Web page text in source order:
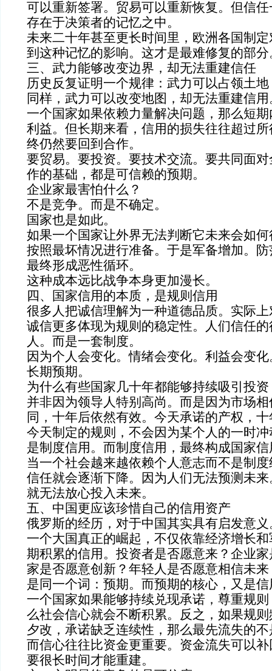
可以重新签署。贸易可以重新恢复。但信
存在于决策者的记忆之中。
未来二十年甚至更长时间里，欧洲各国制
到这种记忆的影响。这才是最难修复的部分
三、武力能够改变边界，却无法重建信任
历史反复证明一个规律：武力可以占领土
同样，武力可以改变地图，却无法重建信用
一个国家如果依赖力量解决问题，那么短
利益。但长期来看，信用的损失往往超过
终仍然要回到合作。
要贸易。要投资。要技术交流。要共同面
作的基础，都是可信赖的预期。
企业家最害怕什么？
不是竞争。而是不确定。
国家也是如此。
如果一个国家让外界无法判断它未来会如
按照最坏情况进行准备。于是军备增加。
最终形成恶性循环。
这种成本远比战争本身更加漫长。
四、国家信用的本质，是规则信用
很多人把诚信理解为一种道德品质。实际
诚信更多体现为规则的稳定性。人们信任
人。而是一套制度。
因为个人会变化。情绪会变化。利益会变
长期预期。
为什么有些国家几十年都能够持续吸引投资
并非因为领导人特别高尚。而是因为市场
同，十年后依然有效。今天承诺的产权，
今天制定的规则，不会因为某个人的一时
是制度信用。而制度信用，最终构成国家信
当一个社会越来越依赖个人意志而不是制
信任就会逐渐下降。因为人们无法预测未
就无法放心投入未来。
五、中国更应该珍惜自己的信用资产
俄罗斯的经历，对于中国其实具有启发意义
一个大国真正的崛起，不仅依靠经济增长
期积累的信用。投资者是否愿意来？企业
家是否愿意创新？年轻人是否愿意相信未
是同一个词：预期。而预期的核心，又是信
一个国家如果能够持续兑现承诺，尊重规
么社会信心就会不断积累。反之，如果规
夕改，承诺缺乏连续性，那么最先流失的
而信心往往比资金更重要。资金流失可以
要很长时间才能重建。